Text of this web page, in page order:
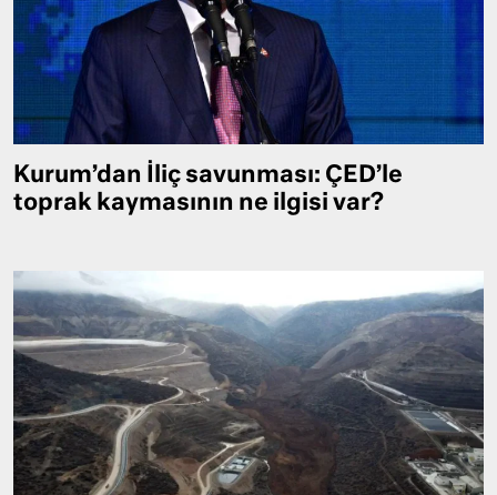
Kurum’dan İliç savunması: ÇED’le
toprak kaymasının ne ilgisi var?